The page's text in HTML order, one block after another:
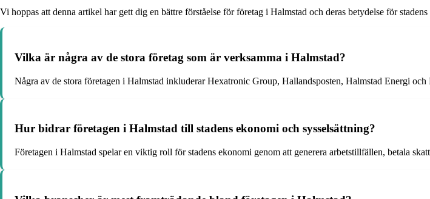
Vi hoppas att denna artikel har gett dig en bättre förståelse för företag i Halmstad och deras betydelse för
Vilka är några av de stora företag som är verksamma i Halmstad?
Några av de stora företagen i Halmstad inkluderar Hexatronic Group, Hallandsposten, Halmstad Energi
Hur bidrar företagen i Halmstad till stadens ekonomi och sysselsättning?
Företagen i Halmstad spelar en viktig roll för stadens ekonomi genom att generera arbetstillfällen, betala